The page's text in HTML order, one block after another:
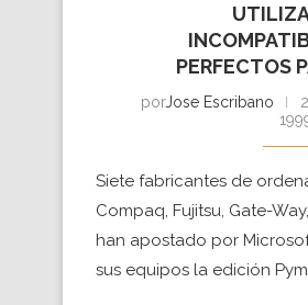
PERFECTOS
porJose Escribano
Siete fabricantes de
Compaq, Fujitsu, Gate-
han apostado por
sus equipos la edición